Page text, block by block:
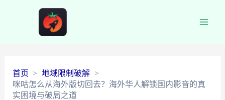
首页
地域限制破解
咪咕怎么从海外版切回去？海外华人解锁国内影音的真
实困境与破局之道